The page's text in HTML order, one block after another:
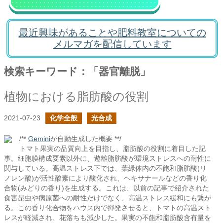
最近興味があることや肥料教室についての
メルマガを配信しています
検索キーワード：「器官離脱」
植物における脂肪酸の役割
2021-07-23 化学全般 光合成
/** Geminiが自動生成した概要 **/
トマト果実の品質向上を目指し、脂肪酸の役割に着目した記
事。細胞膜構成要素以外に、遊離脂肪酸が環境ストレスへの耐性に
関与している。高温ストレス下では、葉緑体内の不飽和脂肪酸(リ
ノレン酸)が活性酸素により酸化され、ヘキサナールなどの香り化
合物(みどりの香り)を生成する。これは、以前の記事で紹介された
食害昆虫や病原菌への耐性だけでなく、高温ストレス緩和にも繋が
る。この香り化合物をハウス内で揮発させると、トマトの高温スト
レスが軽減され、花落ちも減少した。果実の不飽和脂肪酸含有量を